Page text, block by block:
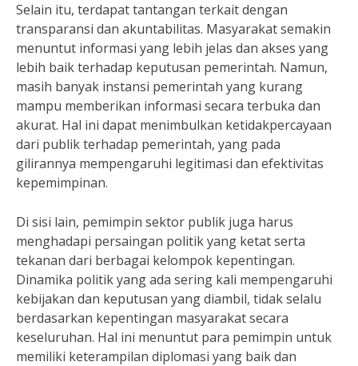
Selain itu, terdapat tantangan terkait dengan
transparansi dan akuntabilitas. Masyarakat semakin
menuntut informasi yang lebih jelas dan akses yang
lebih baik terhadap keputusan pemerintah. Namun,
masih banyak instansi pemerintah yang kurang
mampu memberikan informasi secara terbuka dan
akurat. Hal ini dapat menimbulkan ketidakpercayaan
dari publik terhadap pemerintah, yang pada
gilirannya mempengaruhi legitimasi dan efektivitas
kepemimpinan.
Di sisi lain, pemimpin sektor publik juga harus
menghadapi persaingan politik yang ketat serta
tekanan dari berbagai kelompok kepentingan.
Dinamika politik yang ada sering kali mempengaruhi
kebijakan dan keputusan yang diambil, tidak selalu
berdasarkan kepentingan masyarakat secara
keseluruhan. Hal ini menuntut para pemimpin untuk
memiliki keterampilan diplomasi yang baik dan